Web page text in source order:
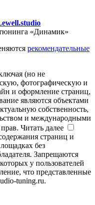
«Динамик»
рекомендательные
(но не
фотографическую и
и оформление страниц,
являются объектами
собственность,
и международными
Читать далее
страниц и
без
Запрещаются
у пользователей
что представленные
tuning.ru.